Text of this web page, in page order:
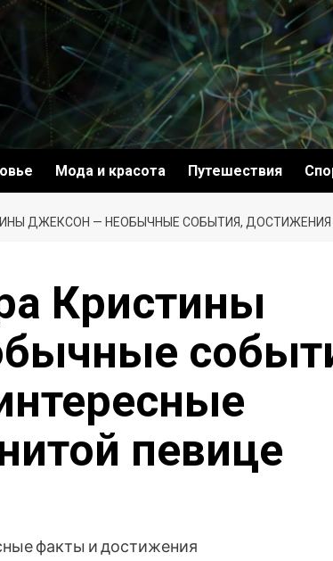
Мода и красота Путешествия
ДЖЕКСОН — НЕОБЫЧНЫЕ СОБЫТИЯ,
Кристины
певице